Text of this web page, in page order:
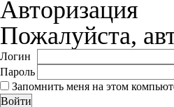
Авторизация
Пожалуйста,
Логин
Пароль
Запомнить меня на этом